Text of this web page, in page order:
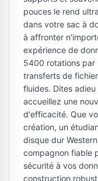
pouces le rend
dans votre sac à
à affronter
expérience de
5400 rotations par
transferts de
fluides. Dites
accueillez une
d'efficacité. Que
création, un
disque dur
compagnon fiable
sécurité à vos
construction